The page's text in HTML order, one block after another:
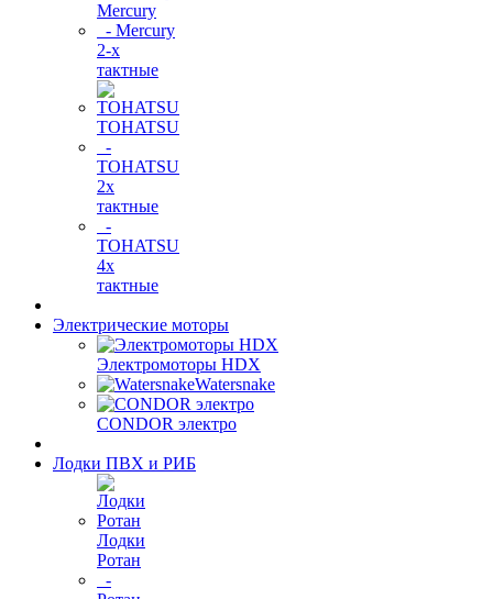
Mercury
- Mercury
2-х
тактные
TOHATSU
-
TOHATSU
2х
тактные
-
TOHATSU
4х
тактные
Электрические моторы
Электромоторы HDX
Watersnake
CONDOR электро
Лодки ПВХ и РИБ
Лодки
Ротан
-